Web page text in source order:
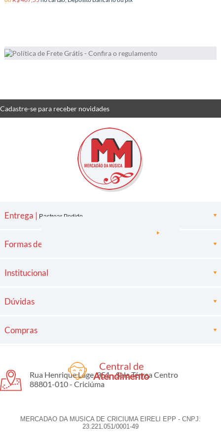
Cadastre-se para receber novidades
Entrega | Rastrear Pedido
Formas de pagamento
Institucional
Dúvidas
Compras
Central de
Atendimento
Rua Henrique Lage, 351 - Sala Térrea Centro
88801-010 - Criciúma
MERCADAO DA MUSICA DE CRICIUMA EIRELI EPP - CNPJ:
23.221.051/0001-49